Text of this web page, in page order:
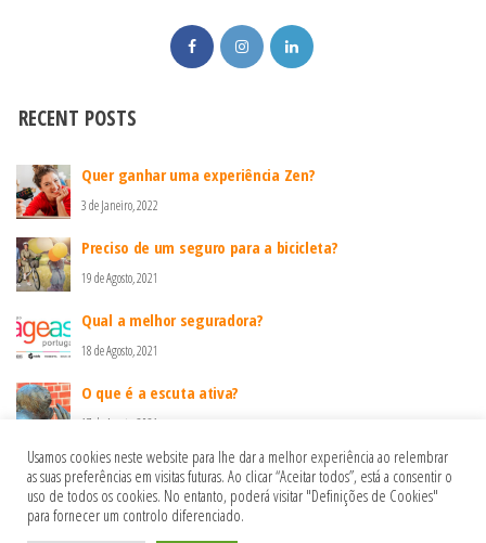
RECENT POSTS
Quer ganhar uma experiência Zen?
3 de Janeiro, 2022
Preciso de um seguro para a bicicleta?
19 de Agosto, 2021
Qual a melhor seguradora?
18 de Agosto, 2021
O que é a escuta ativa?
17 de Agosto, 2021
Política de privacidade
Usamos cookies neste website para lhe dar a melhor experiência ao relembrar
as suas preferências em visitas futuras. Ao clicar “Aceitar todos”, está a consentir o
uso de todos os cookies. No entanto, poderá visitar "Definições de Cookies"
para fornecer um controlo diferenciado.